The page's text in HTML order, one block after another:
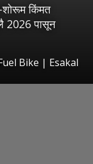
किंमत
2026 पासून
Bike | Esakal